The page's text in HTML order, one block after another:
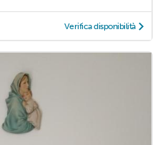
Verifica disponibilità